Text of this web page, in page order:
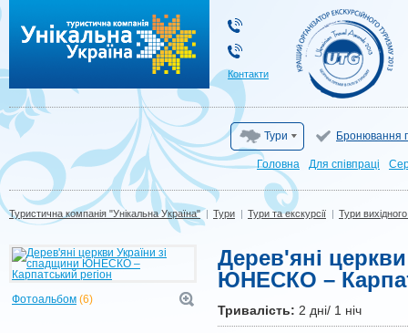
Контакти
Тури Бронювання
Головна Для cпівпраці
Туристична компанія "Унікальна Україна" | Тури | Тури та екскурсії | Тури
Фотоальбом (6)
Дерев'яні
ЮНЕСКО –
Тривалiсть: 2 дні/ 1 ніч